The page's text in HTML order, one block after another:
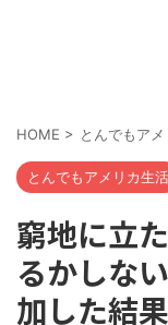
HOME > とんでもア
とんでもアメリカ生活
窮地に立
るかしな
加した結果